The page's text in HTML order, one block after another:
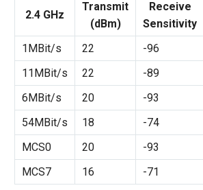
2.4 GHz
Transmit
(dBm)
Receive
Sensitivity
1MBit/s
22
-96
11MBit/s
22
-89
6MBit/s
20
-93
54MBit/s
18
-74
MCS0
20
-93
MCS7
16 -71